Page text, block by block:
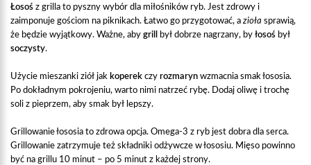
Łosoś z grilla to pyszny wybór dla miłośników ryb. Jest zdrowy i
zaimponuje gościom na piknikach. Łatwo go przygotować, a zioła sprawią,
że będzie wyjątkowy. Ważne, aby grill był dobrze nagrzany, by łosoś był
soczysty.
Użycie mieszanki ziół jak koperek czy rozmaryn wzmacnia smak łososia.
Po dokładnym pokrojeniu, warto nimi natrzeć rybę. Dodaj oliwę i trochę
soli z pieprzem, aby smak był lepszy.
Grillowanie łososia to zdrowa opcja. Omega-3 z ryb jest dobra dla serca.
Grillowanie zatrzymuje też składniki odżywcze w łososiu. Mięso powinno
być na grillu 10 minut – po 5 minut z każdej strony.